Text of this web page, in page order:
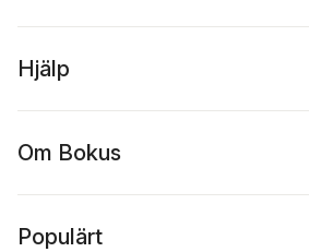
Hjälp
Om Bokus
Populärt